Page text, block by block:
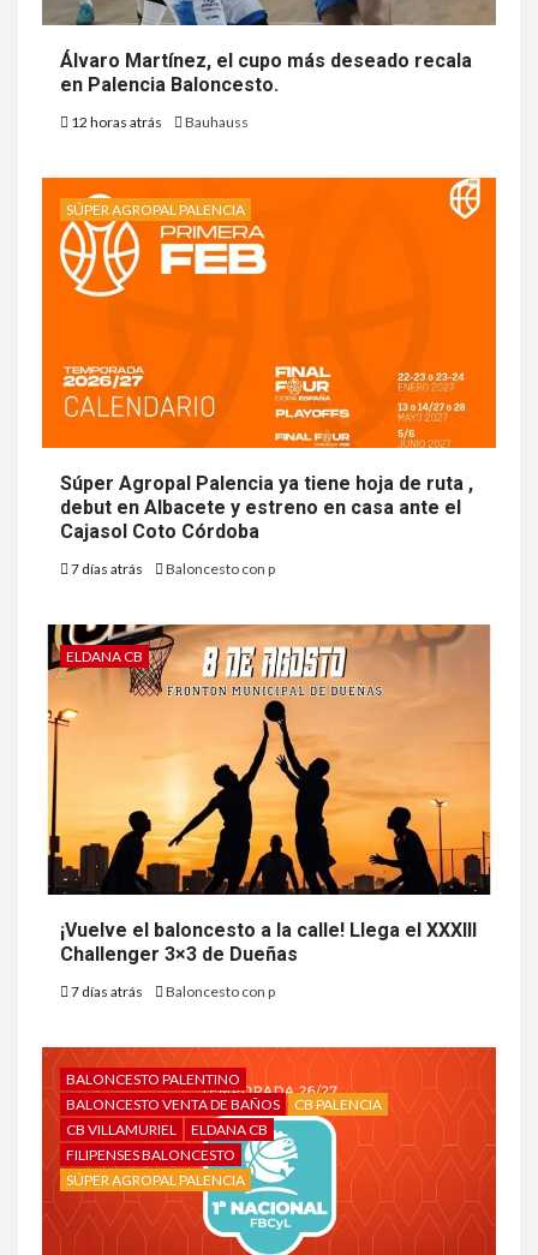
Álvaro Martínez, el cupo más deseado recala
en Palencia Baloncesto.
12 horas atrás Bauhauss
SÚPER AGROPAL PALENCIA
Súper Agropal Palencia ya tiene hoja de ruta ,
debut en Albacete y estreno en casa ante el
Cajasol Coto Córdoba
7 días atrás Baloncesto con p
ELDANA CB
¡Vuelve el baloncesto a la calle! Llega el XXXIII
Challenger 3×3 de Dueñas
7 días atrás Baloncesto con p
BALONCESTO PALENTINO
BALONCESTO VENTA DE BAÑOS
CB PALENCIA
CB VILLAMURIEL
ELDANA CB
FILIPENSES BALONCESTO
SÚPER AGROPAL PALENCIA